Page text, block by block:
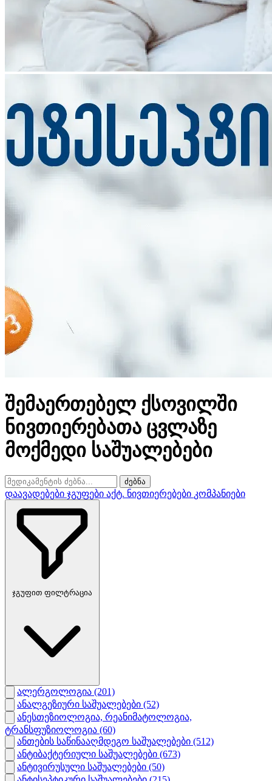
შემაერთებელ ქსოვილში
ნივთიერებათა ცვლაზე
მოქმედი საშუალებები
ძებნა
დაავადებები ჯგუფები აქტ. ნივთიერებები კომპანიები
ჯგუფით ფილტრაცია
ალერგოლოგია (201)
ანალგეზიური საშუალებები (52)
ანესთეზიოლოგია, რეანიმატოლოგია,
ტრანსფუზიოლოგია (60)
ანთების საწინააღმდეგო საშუალებები (512)
ანტიბაქტერიული საშუალებები (673)
ანტივირუსული საშუალებები (50)